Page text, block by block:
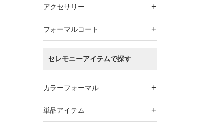
アクセサリー +
フォーマルコート +
セレモニーアイテムで探す
カラーフォーマル +
単品アイテム +